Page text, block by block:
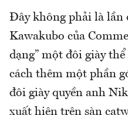
Đây không phải là lần
Kawakubo của
dạng” một đôi giày
cách thêm một phần
đôi giày quyền anh
xuất hiện trên sàn